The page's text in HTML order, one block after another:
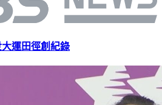
運田徑創紀錄